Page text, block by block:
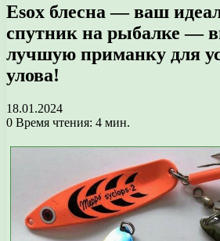
Esox блесна — ваш
спутник на рыбалке —
лучшую приманку для
улова!
18.01.2024
0 Время чтения: 4 мин.